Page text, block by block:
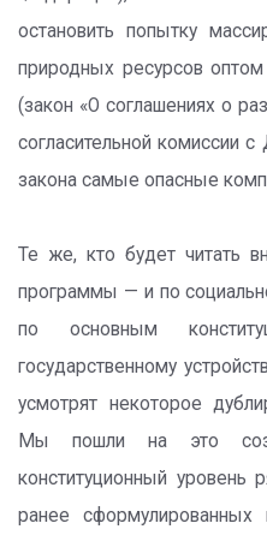
остановить попытку
природных ресурсов оптом
(закон «О соглашениях о
согласительной комиссии
закона самые опасные
Те же, кто будет читать
программы — и по
по основным
государственному
усмотрят некоторое
Мы пошли на это
конституционный уровень
ранее сформулированных